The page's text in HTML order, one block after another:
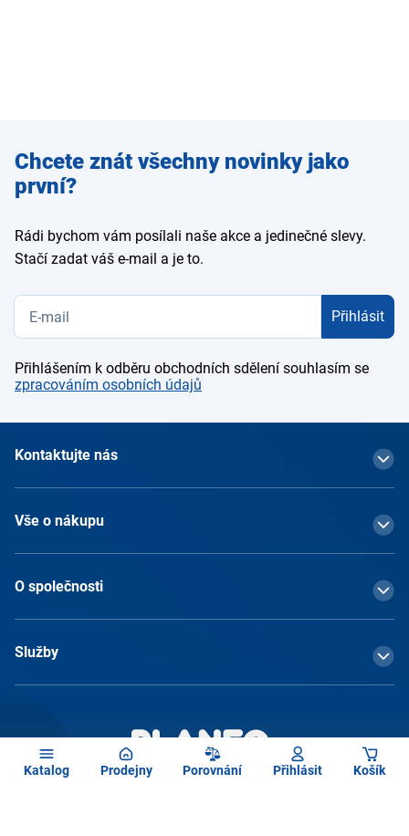
Katalog Prodejny Porovnání Přihlásit Košík
Zadejte
e-mail
Chcete znát všechny novinky jako
první?
Rádi bychom vám posílali naše akce a jedinečné slevy.
Stačí zadat váš e-mail a je to.
Přihlásit
Přihlášením k odběru obchodních sdělení souhlasím se
zpracováním osobních údajů
Kontaktujte nás
Vše o nákupu
O společnosti
Služby